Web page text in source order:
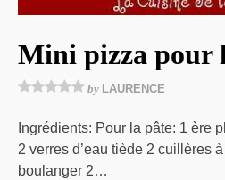
Mini pizza pour
by LAURENCE
Ingrédients: Pour la pâte: 1 ère
2 verres d’eau tiède 2 cuillères
boulanger 2…